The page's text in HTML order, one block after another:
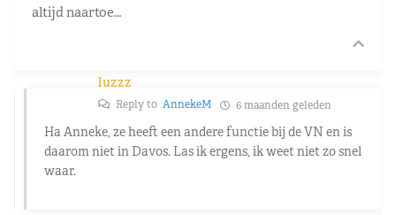
altijd naartoe…
luzzz
Reply to AnnekeM 6 maanden geleden
Ha Anneke, ze heeft een andere functie bij de VN en is
daarom niet in Davos. Las ik ergens, ik weet niet zo snel
waar.